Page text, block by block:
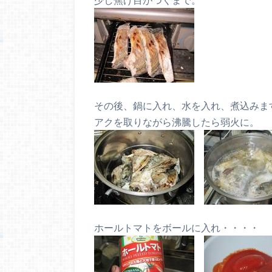
その後、鍋に入れ、水を入れ、煮込みま
アクを取りながら沸騰したら弱火に。
ホールトマトをボールに入れ・・・・